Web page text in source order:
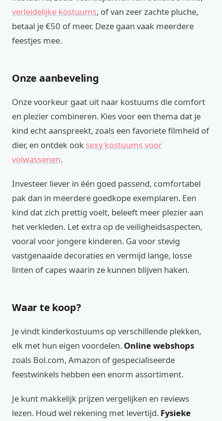
verleidelijke kostuums, of van zeer zachte pluche,
betaal je €50 of meer. Deze gaan vaak meerdere
feestjes mee.
Onze aanbeveling
Onze voorkeur gaat uit naar kostuums die comfort
en plezier combineren. Kies voor een thema dat je
kind echt aanspreekt, zoals een favoriete filmheld of
dier, en ontdek ook sexy kostuums voor
volwassenen.
Investeer liever in één goed passend, comfortabel
pak dan in meerdere goedkope exemplaren. Een
kind dat zich prettig voelt, beleeft meer plezier aan
het verkleden. Let extra op de veiligheidsaspecten,
vooral voor jongere kinderen. Ga voor stevig
vastgenaaide decoraties en vermijd lange, losse
linten of capes waarin ze kunnen blijven haken.
Waar te koop?
Je vindt kinderkostuums op verschillende plekken,
elk met hun eigen voordelen. Online webshops
zoals Bol.com, Amazon of gespecialiseerde
feestwinkels hebben een enorm assortiment.
Je kunt makkelijk prijzen vergelijken en reviews
lezen. Houd wel rekening met levertijd. Fysieke